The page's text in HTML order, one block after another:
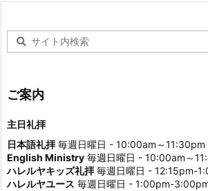
ご案内
主日礼拝
日本語礼拝毎週日曜日 - 10:00am～11:30pm
English Ministry 毎週日曜日 - 10:00am～
ハレルヤキッズ礼拝毎週日曜日 - 12:15pm-
ハレルヤユース 毎週日曜日 - 1:00pm-